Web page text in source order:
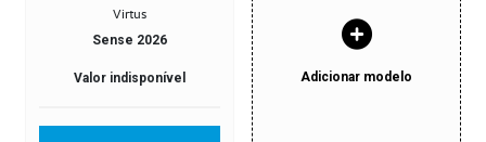
Virtus
Sense 2026
Valor indisponível Adicionar modelo